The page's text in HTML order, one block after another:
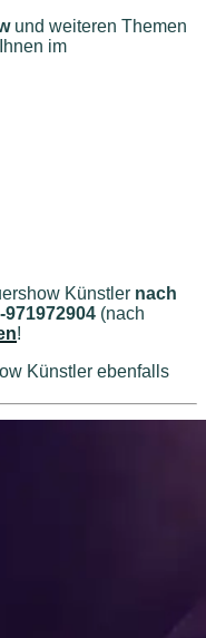
und weiteren Themen
im
Künstler nach
971972904 (nach
!
Künstler ebenfalls